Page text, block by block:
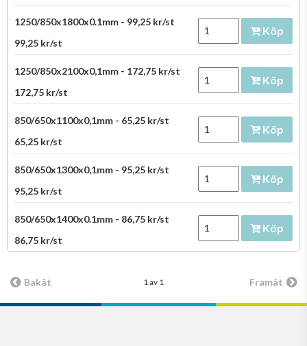
1250/850x1800x0.1mm - 99,25 kr/st
99,25 kr/st
Köp
1250/850x2100x0,1mm - 172,75 kr/st
172,75 kr/st
Köp
850/650x1100x0,1mm - 65,25 kr/st
65,25 kr/st
Köp
850/650x1300x0,1mm - 95,25 kr/st
95,25 kr/st
Köp
850/650x1400x0.1mm - 86,75 kr/st
86,75 kr/st
Köp
Bakåt 1 av 1 Framåt